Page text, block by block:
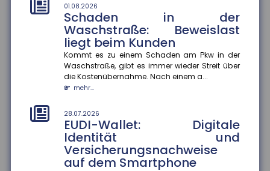
01.08.2026
Schaden in der
Waschstraße: Beweislast
liegt beim Kunden
Kommt es zu einem Schaden am Pkw in der
Waschstraße, gibt es immer wieder Streit über
die Kostenübernahme. Nach einem a...
mehr...
28.07.2026
EUDI-Wallet: Digitale
Identität und
Versicherungsnachweise
auf dem Smartphone
Eine Flugzeitenänderung kann einen Reisemangel
darstellen und zu Mängelansprüchen führen. Das
Amtsgericht München urte...
mehr...
28.07.2026
Fehlvorstellungen über KI: Risiko
für Bildungsungleichheit
generative KI nur selten selbst ? das könnte
bestehende Bildungsungleichh...
mehr...
28.07.2026